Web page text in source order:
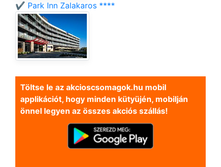
✔️ Park Inn Zalakaros ****
Töltse le az akcioscsomagok.hu mobil
applikációt, hogy minden kütyüjén, mobilján
önnel legyen az összes akciós szállás!